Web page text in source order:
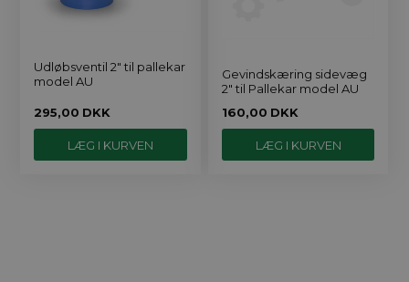
Udløbsventil 2" til pallekar
model AU
295,00 DKK
Gevindskæring sidevæg
2" til Pallekar model AU
160,00 DKK